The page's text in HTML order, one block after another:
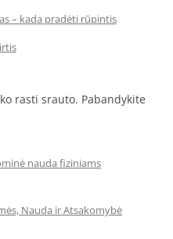
– kada pradėti rūpintis
rasti srauto. Pabandykite
nauda fiziniams
Nauda ir Atsakomybė